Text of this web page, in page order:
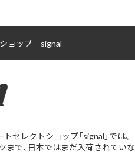
ョップ｜signal
レクトショップ「signal」では、
まで、日本ではまだ入荷されていな